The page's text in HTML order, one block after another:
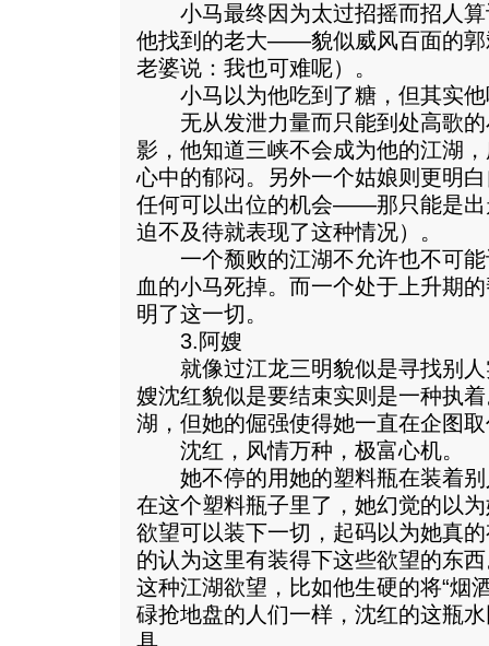
小马最终因为太过招摇而招人算
他找到的老大——貌似威风百面的郭
老婆说：我也可难呢）。
小马以为他吃到了糖，但其实他
无从发泄力量而只能到处高歌的
影，他知道三峡不会成为他的江湖
心中的郁闷。另外一个姑娘则更明
任何可以出位的机会——那只能是出
迫不及待就表现了这种情况）。
一个颓败的江湖不允许也不可能
血的小马死掉。而一个处于上升期
明了这一切。
3.阿嫂
就像过江龙三明貌似是寻找别人
嫂沈红貌似是要结束实则是一种执
湖，但她的倔强使得她一直在企图
沈红，风情万种，极富心机。
她不停的用她的塑料瓶在装着别
在这个塑料瓶子里了，她幻觉的以
欲望可以装下一切，起码以为她真
的认为这里有装得下这些欲望的东
这种江湖欲望，比如他生硬的将“烟
碌抢地盘的人们一样，沈红的这瓶